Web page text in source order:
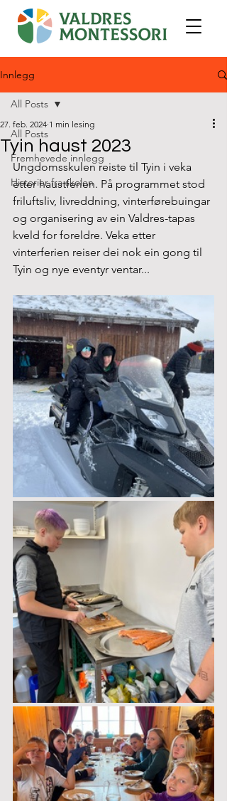
Innlegg
All Posts
Fremhevede innlegg
Historier fra skolen
All Posts
Tyin haust 2023
27. feb. 2024 1 min lesing
Ungdomsskulen reiste til Tyin i veka
etter haustferien. På programmet stod
friluftsliv, livreddning, vinterførebuingar
og organisering av ein Valdres-tapas
kveld for foreldre. Veka etter
vinterferien reiser dei nok ein gong til
Tyin og nye eventyr ventar...